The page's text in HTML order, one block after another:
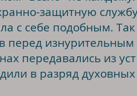
защитную
с себе подобным.
изнурительным
передавались из
в разряд